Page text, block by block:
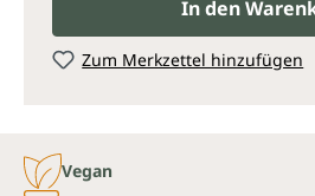
In den
Zum Merkzettel hinzufügen
Vegan